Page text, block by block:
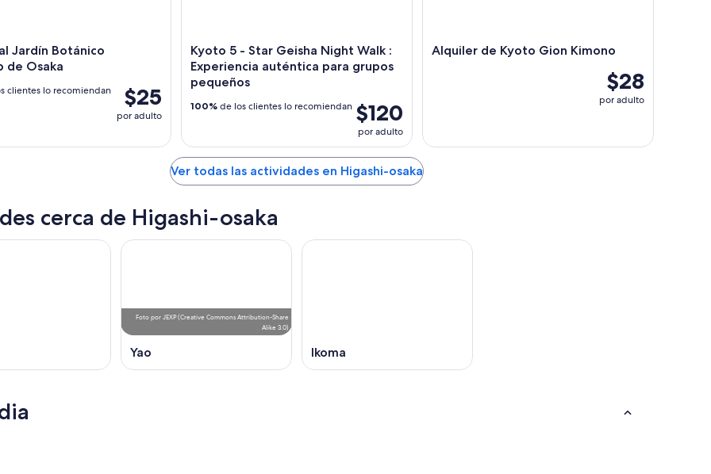
Jardín Botánico
de Osaka
$25
por adulto
clientes lo recomiendan
Kyoto 5 - Star Geisha Night Walk :
Experiencia auténtica para grupos
pequeños
$120
por adulto
100% de los clientes lo recomiendan
Alquiler de Kyoto Gion Kimono
$28
por adulto
Ver todas las actividades en Higashi-osaka
cerca de Higashi-osaka
Foto por JEXP (Creative Commons Attribution-Share
Alike 3.0)
Yao Ikoma